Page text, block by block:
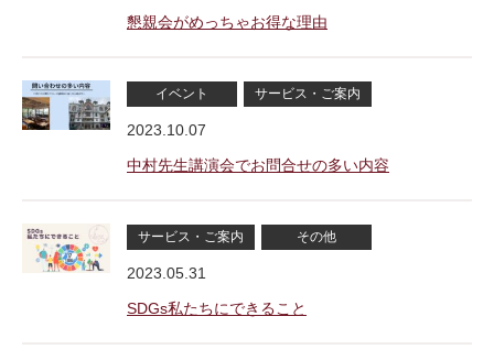
懇親会がめっちゃお得な理由
イベント サービス・ご案内
2023.10.07
中村先生講演会でお問合せの多い内容
サービス・ご案内 その他
2023.05.31
SDGs私たちにできること